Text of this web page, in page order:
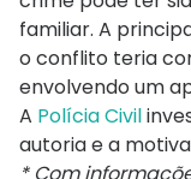
familiar. A
o conflito teria
envolvendo um
A Polícia Civil
autoria e a